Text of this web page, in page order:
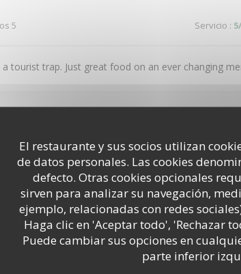
El restaurante y sus socios utilizan
de datos personales. Las cookies
defecto. Otras cookies opcionales
sirven para analizar su navegación,
ejemplo, relacionadas con redes
Haga clic en 'Aceptar todo', 'Rechazar
Puede cambiar sus opciones en
parte inferior
5 Servicio : 5
tourist trap. Just great food on an ever changing
2
3 Servicio 5/5
2 Servicio: 5